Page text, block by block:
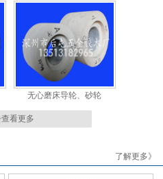
无心磨床导轮、砂轮
看更多
了解更多》